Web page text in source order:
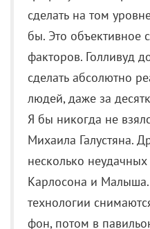
Я бы никогда не
Михаила Галустяна.
несколько
Карлосона и
технологии
фон, потом в
производится
совместилось,
улицы, виды на город,
зависит от природы,
фоны настроить свет